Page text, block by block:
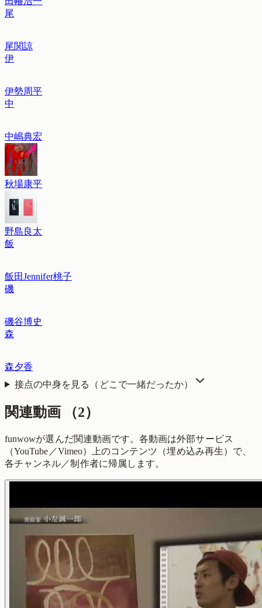
尾
尾関諒
伊
伊勢周平
中
中嶋典宏
秋場康平
野島良太
飯
飯田Jennifer桃子
磯
磯谷博史
森
森夕香
接点の中身を見る（どこで一緒だったか）
関連動画 （2）
funwowが選んだ関連動画です。各動画は外部サービス
（YouTube／Vimeo）上のコンテンツ（埋め込み再生）で、
各チャンネル／制作者に帰属します。